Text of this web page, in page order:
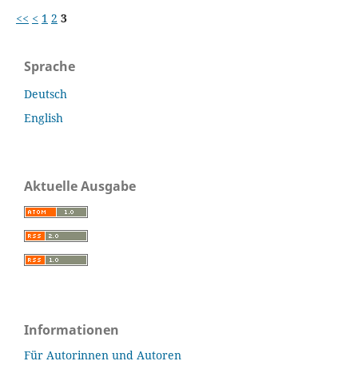
<< < 1 2 3
Sprache
Deutsch
English
Aktuelle Ausgabe
Informationen
Für Autorinnen und Autoren